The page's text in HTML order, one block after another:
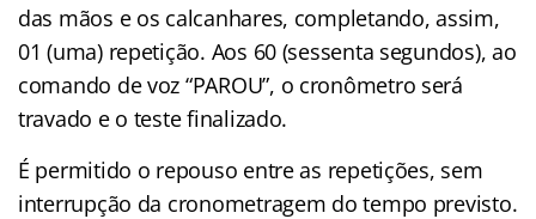
das mãos e os calcanhares, completando, assim,
01 (uma) repetição. Aos 60 (sessenta segundos), ao
comando de voz “PAROU”, o cronômetro será
travado e o teste finalizado.
É permitido o repouso entre as repetições, sem
interrupção da cronometragem do tempo previsto.